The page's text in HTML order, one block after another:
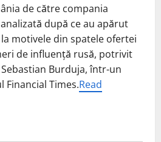
de către compania
după ce au apărut
motivele din spatele ofertei
de influenţă rusă, potrivit
Burduja, într-un
Times.Read